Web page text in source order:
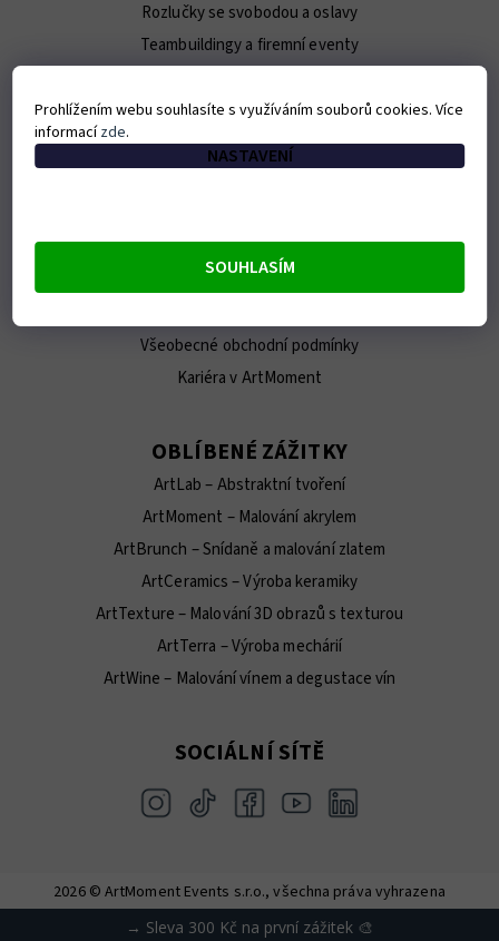
Rozlučky se svobodou a oslavy
Teambuildingy a firemní eventy
O ARTMOMENT
Náš tým
Všeobecné obchodní podmínky
Kariéra v ArtMoment
OBLÍBENÉ ZÁŽITKY
ArtLab – Abstraktní tvoření
ArtMoment – Malování akrylem
ArtBrunch – Snídaně a malování zlatem
ArtCeramics – Výroba keramiky
ArtTexture – Malování 3D obrazů s texturou
ArtTerra – Výroba mechárií
ArtWine – Malování vínem a degustace vín
SOCIÁLNÍ SÍTĚ
2026 © ArtMoment Events s.r.o., všechna práva vyhrazena
Vytvořil Shoptet
Prohlížením webu souhlasíte s využíváním souborů cookies. Více
informacízde.
NASTAVENÍ
SOUHLASÍM
→ Sleva 300 Kč na první zážitek 🎨